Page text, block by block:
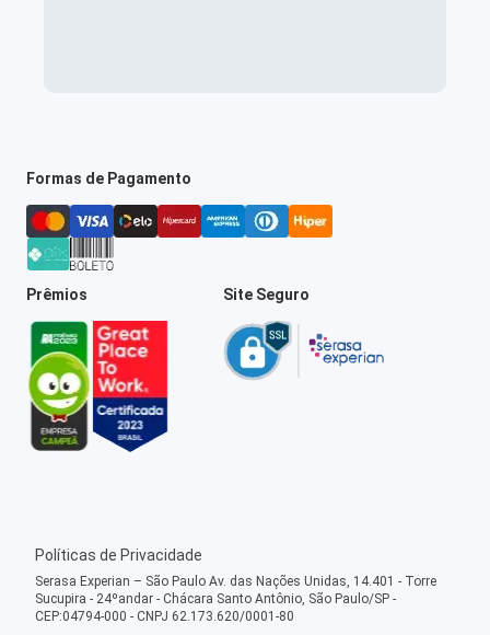
Formas de Pagamento
Prêmios Site Seguro
Políticas de Privacidade
Serasa Experian – São Paulo Av. das Nações Unidas, 14.401 - Torre
Sucupira - 24ºandar - Chácara Santo Antônio, São Paulo/SP -
CEP:04794-000 - CNPJ 62.173.620/0001-80